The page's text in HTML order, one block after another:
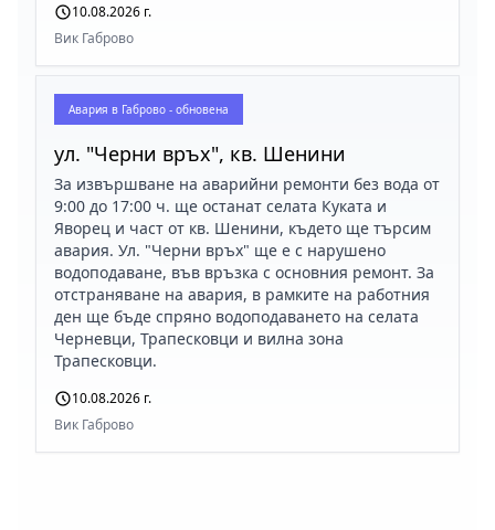
10.08.2026 г.
Вик Габрово
Авария в Габрово - обновена
ул. "Черни връх", кв. Шенини
За извършване на аварийни ремонти без вода от
9:00 до 17:00 ч. ще останат селата Куката и
Яворец и част от кв. Шенини, където ще търсим
авария. Ул. "Черни връх" ще е с нарушено
водоподаване, във връзка с основния ремонт. За
отстраняване на авария, в рамките на работния
ден ще бъде спряно водоподаването на селата
Черневци, Трапесковци и вилна зона
Трапесковци.
10.08.2026 г.
Вик Габрово